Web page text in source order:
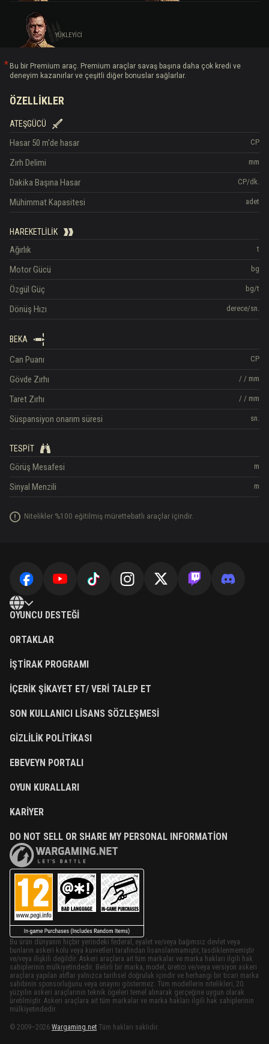
YÜKLEYICI
Bu bir Premium araç. Premium araçlar savaş başına daha çok kredi ve
deneyim kazanırlar ve çeşitli diğer bonuslar sağlarlar.
ÖZELLIKLER
ATEŞGÜCÜ
CP
Hasar 50 m'de hasar
mm
Zırh Delimi
CP/dk.
Dakika Başına Hasar
adet
Mühimmat Kapasitesi
HAREKETLILIK
t
Ağırlık
bg
Motor Gücü
bg/t
Özgül Güç
derece/sn.
Dönüş Hızı
BEKA
CP
Can Puanı
/ / mm
Gövde Zırhı
/ / mm
Taret Zırhı
sn.
Süspansiyon onarım süresi
TESPIT
m
Görüş Mesafesi
m
Sinyal Menzili
Nitelikler %100 eğitilmiş mürettebatlı araçlar içindir.
OYUNCU DESTEĞI
ORTAKLAR
İŞTIRAK PROGRAMI
İÇERIK ŞIKAYET ET/ VERI TALEP ET
SON KULLANICI LISANS SÖZLEŞMESI
GIZLILIK POLITIKASI
EBEVEYN PORTALI
OYUN KURALLARI
KARIYER
DO NOT SELL OR SHARE MY PERSONAL INFORMATION
Bu ürün dünyanın hiçbir yerindeki federal, eyalet ve/veya bağımsız devlet veya
bunların askeri kolu veya kuvvetleri tarafından lisanslanmamıştır, tasdiklenmemiştir
ve/veya ilişkili değildir. Askeri araçlara ait tüm markalar ve marka hakları ilgili hak
sahiplerinin mülkiyetindedir. Belirli bir marka, model, üretici ve/veya versiyon askeri
araçlara yapılan atıflar yalnızca tarihsel doğruluk içindir ve herhangi bir ticari marka
sahibinin sponsorluğunu veya onayını göstermez. Tüm modellerin nitelikleri, 20.
yüzyılın askeri araçlarının teknik ögeleri temel alınarak gerçeğine uygun olarak
üretilmiştir. Askeri araçlara ait tüm markalar ve marka hakları ilgili hak sahiplerinin
mülkiyetindedir.
© 2009–2026 Wargaming.net Tüm hakları saklıdır.